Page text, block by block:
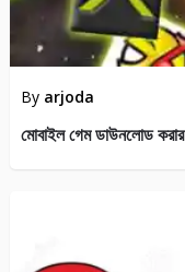
By arjoda
মোবাইল গেম ডাউনলোড করার